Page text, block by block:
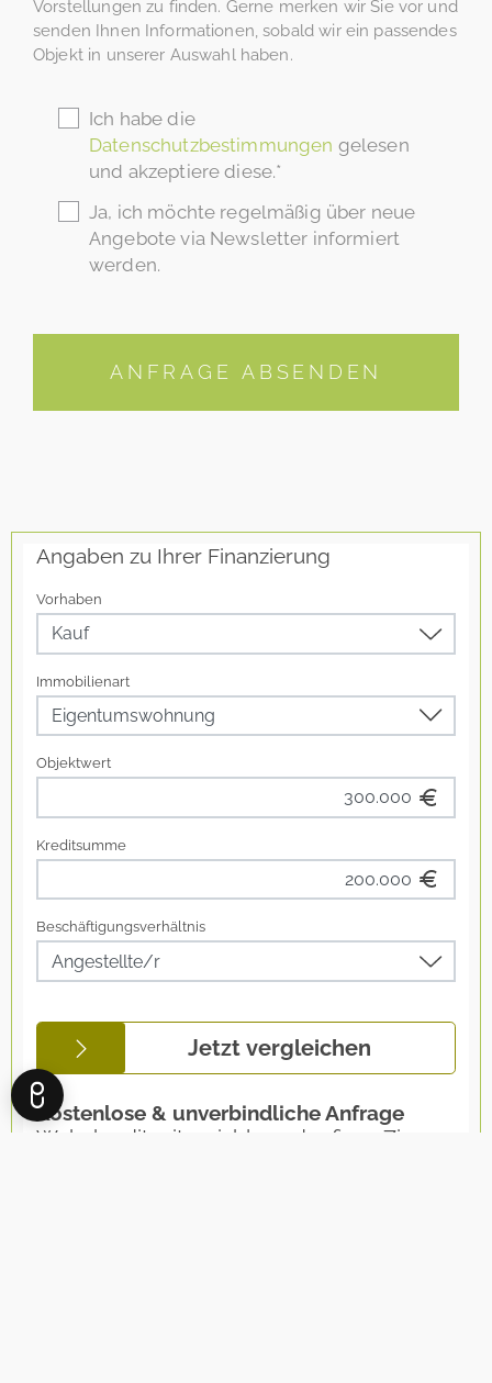
Vorstellungen zu finden. Gerne merken wir Sie vor und
senden Ihnen Informationen, sobald wir ein passendes
Objekt in unserer Auswahl haben.
Ich habe die
Datenschutzbestimmungen gelesen
und akzeptiere diese.*
Ja, ich möchte regelmäßig über neue
Angebote via Newsletter informiert
werden.
ANFRAGE ABSENDEN